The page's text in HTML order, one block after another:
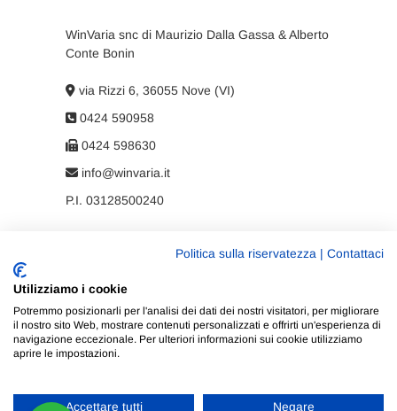
WinVaria snc di Maurizio Dalla Gassa & Alberto
Conte Bonin
via Rizzi 6, 36055 Nove (VI)
0424 590958
0424 598630
info@winvaria.it
P.I. 03128500240
Privacy policy
Politica sulla riservatezza Contattaci
Utilizziamo i cookie
Potremmo posizionarli per l'analisi dei dati dei nostri visitatori, per migliorare
il nostro sito Web, mostrare contenuti personalizzati e offrirti un'esperienza di
navigazione eccezionale. Per ulteriori informazioni sui cookie utilizziamo
aprire le impostazioni.
Accettare tutti Negare